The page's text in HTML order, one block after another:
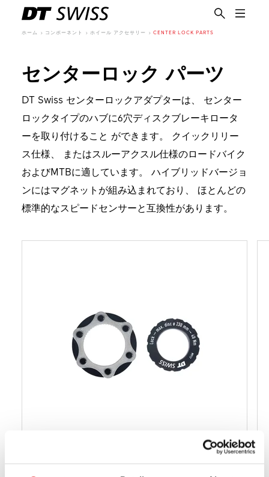
日本語
ホーム コンポーネント ホイール アクセサリー CENTER LOCK PARTS
センターロック パーツ
DT Swiss センターロックアダプターは、 センター
ロックタイプのハブに6穴ディスクブレーキロータ
ーを取り付けること ができます。 クイックリリー
ス仕様、 またはスルーアクスル仕様のロードバイク
およびMTBに適しています。 ハイブリッドバージョ
ンにはマグネットが組み込まれており、 ほとんどの
標準的なスピードセンサーと互換性があります。